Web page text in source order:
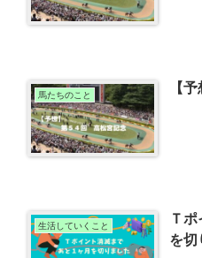
馬たちのこと 【
生活していくこと
Ｔ
を切